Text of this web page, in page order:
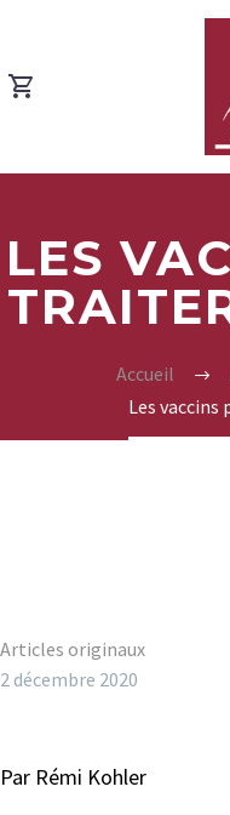
LES
Accueil
Les
Articles originaux
2 décembre 2020
Par Rémi Kohler